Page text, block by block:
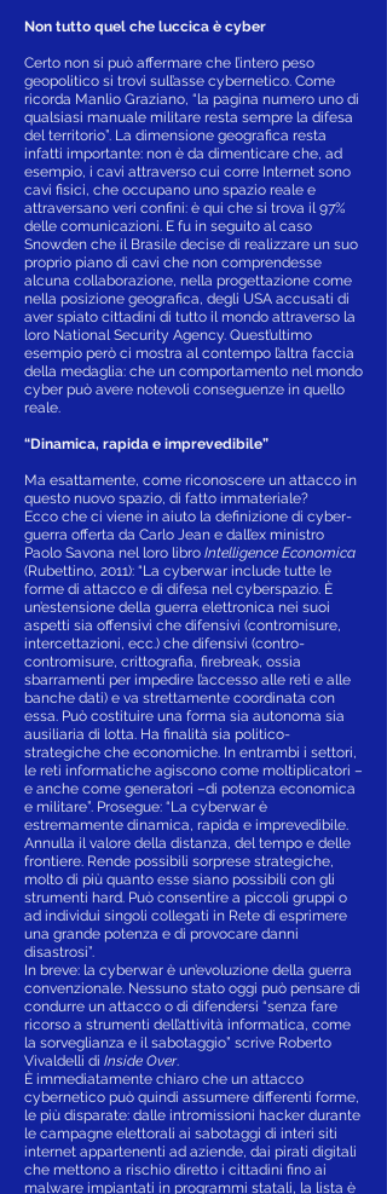
Non tutto quel che luccica è cyber
Certo non si può affermare che l’intero peso
geopolitico si trovi sull’asse cybernetico. Come
ricorda Manlio Graziano, “la pagina numero uno di
qualsiasi manuale militare resta sempre la difesa
del territorio”. La dimensione geografica resta
infatti importante: non è da dimenticare che, ad
esempio, i cavi attraverso cui corre Internet sono
cavi fisici, che occupano uno spazio reale e
attraversano veri confini: è qui che si trova il 97%
delle comunicazioni. E fu in seguito al caso
Snowden che il Brasile decise di realizzare un suo
proprio piano di cavi che non comprendesse
alcuna collaborazione, nella progettazione come
nella posizione geografica, degli USA accusati di
aver spiato cittadini di tutto il mondo attraverso la
loro National Security Agency. Quest’ultimo
esempio però ci mostra al contempo l’altra faccia
della medaglia: che un comportamento nel mondo
cyber può avere notevoli conseguenze in quello
reale.
“Dinamica, rapida e imprevedibile”
Ma esattamente, come riconoscere un attacco in
questo nuovo spazio, di fatto immateriale?
Ecco che ci viene in aiuto la definizione di cyber-
guerra offerta da Carlo Jean e dall’ex ministro
Paolo Savona nel loro libro Intelligence Economica
(Rubettino, 2011): “La cyberwar include tutte le
forme di attacco e di difesa nel cyberspazio. È
un’estensione della guerra elettronica nei suoi
aspetti sia offensivi che difensivi (contromisure,
intercettazioni, ecc.) che difensivi (contro-
contromisure, crittografia, firebreak, ossia
sbarramenti per impedire l’accesso alle reti e alle
banche dati) e va strettamente coordinata con
essa. Può costituire una forma sia autonoma sia
ausiliaria di lotta. Ha finalità sia politico-
strategiche che economiche. In entrambi i settori,
le reti informatiche agiscono come moltiplicatori –
e anche come generatori –di potenza economica
e militare”. Prosegue: “La cyberwar è
estremamente dinamica, rapida e imprevedibile.
Annulla il valore della distanza, del tempo e delle
frontiere. Rende possibili sorprese strategiche,
molto di più quanto esse siano possibili con gli
strumenti hard. Può consentire a piccoli gruppi o
ad individui singoli collegati in Rete di esprimere
una grande potenza e di provocare danni
disastrosi”.
In breve: la cyberwar è un’evoluzione della guerra
convenzionale. Nessuno stato oggi può pensare di
condurre un attacco o di difendersi “senza fare
ricorso a strumenti dell’attività informatica, come
la sorveglianza e il sabotaggio” scrive Roberto
Vivaldelli di Inside Over.
È immediatamente chiaro che un attacco
cybernetico può quindi assumere differenti forme,
le più disparate: dalle intromissioni hacker durante
le campagne elettorali ai sabotaggi di interi siti
internet appartenenti ad aziende, dai pirati digitali
che mettono a rischio diretto i cittadini fino ai
malware impiantati in programmi statali, la lista è